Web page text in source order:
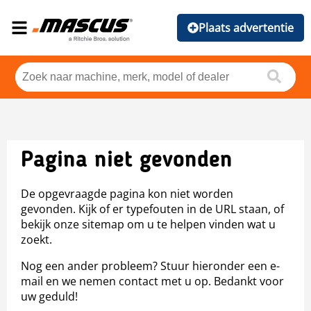
Plaats advertentie
Pagina niet gevonden
De opgevraagde pagina kon niet worden
gevonden. Kijk of er typefouten in de URL staan, of
bekijk onze sitemap om u te helpen vinden wat u
zoekt.
Nog een ander probleem? Stuur hieronder een e-
mail en we nemen contact met u op. Bedankt voor
uw geduld!